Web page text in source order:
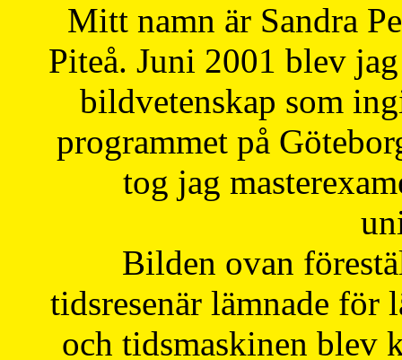
Mitt namn är Sandra
Piteå. Juni 2001 blev
bildvetenskap som
programmet på
tog jag
Bilden ovan
tidsresenär lämnade för
och tidsmaskinen blev